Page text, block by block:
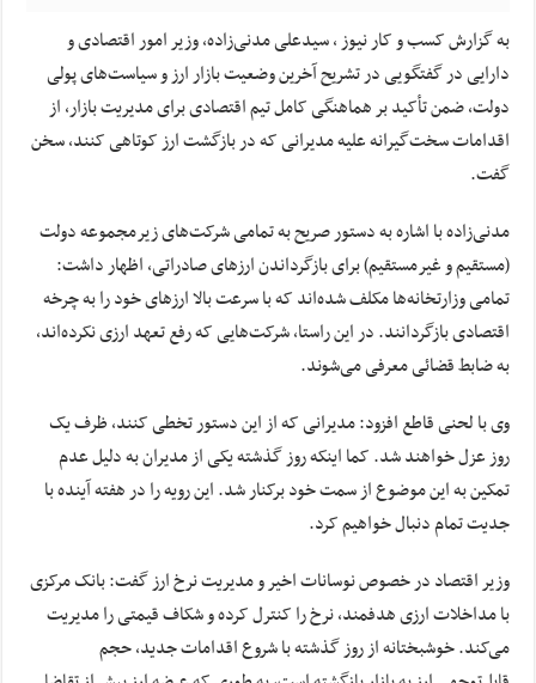
به گزارش کسب و کار نیوز ، سیدعلی مدنی‌زاده، وزیر امور اقتصادی و
دارایی در گفتگویی در تشریح آخرین وضعیت بازار ارز و سیاست‌های پولی
دولت، ضمن تأکید بر هماهنگی کامل تیم اقتصادی برای مدیریت بازار، از
اقدامات سخت‌گیرانه علیه مدیرانی که در بازگشت ارز کوتاهی کنند، سخن
گفت.
مدنی‌زاده با اشاره به دستور صریح به تمامی شرکت‌های زیرمجموعه دولت
(مستقیم و غیرمستقیم) برای بازگرداندن ارزهای صادراتی، اظهار داشت:
تمامی وزارتخانه‌ها مکلف شده‌اند که با سرعت بالا ارزهای خود را به چرخه
اقتصادی بازگردانند. در این راستا، شرکت‌هایی که رفع تعهد ارزی نکرده‌اند،
به ضابط قضائی معرفی می‌شوند.
وی با لحنی قاطع افزود: مدیرانی که از این دستور تخطی کنند، ظرف یک
روز عزل خواهند شد. کما اینکه روز گذشته یکی از مدیران به دلیل عدم
تمکین به این موضوع از سمت خود برکنار شد. این رویه را در هفته آینده با
جدیت تمام دنبال خواهیم کرد.
وزیر اقتصاد در خصوص نوسانات اخیر و مدیریت نرخ ارز گفت: بانک مرکزی
با مداخلات ارزی هدفمند، نرخ را کنترل کرده و شکاف قیمتی را مدیریت
می‌کند. خوشبختانه از روز گذشته با شروع اقدامات جدید، حجم